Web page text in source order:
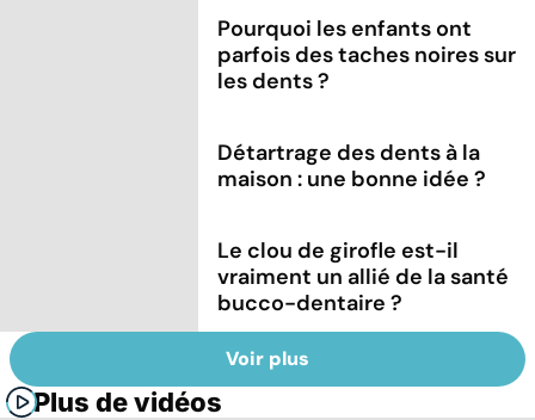
Pourquoi les enfants ont
parfois des taches noires sur
les dents ?
Détartrage des dents à la
maison : une bonne idée ?
Le clou de girofle est-il
vraiment un allié de la santé
bucco-dentaire ?
Voir plus
Plus de vidéos